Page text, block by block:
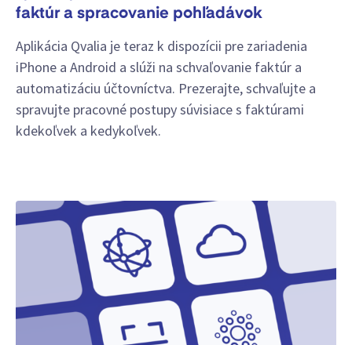
faktúr a spracovanie pohľadávok
Aplikácia Qvalia je teraz k dispozícii pre zariadenia
iPhone a Android a slúži na schvaľovanie faktúr a
automatizáciu účtovníctva. Prezerajte, schvaľujte a
spravujte pracovné postupy súvisiace s faktúrami
kdekoľvek a kedykoľvek.